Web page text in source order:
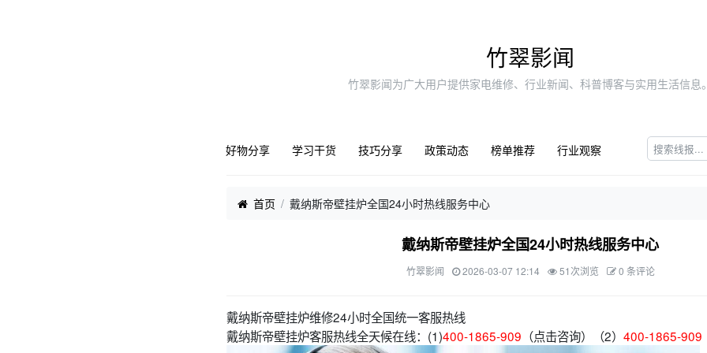
竹翠影闻
竹翠影闻为广大用户提供家电维修、行业新闻、科普博客与实用生活信息
好物分享 学习干货 技巧分享 政策动态 榜单推荐 行业观察
首页 戴纳斯帝壁挂炉全国24小时热线服务中心
戴纳斯帝壁挂炉全国24小时热线服务中心
竹翠影闻 2026-03-07 12:14 51次浏览 0 条评论
戴纳斯帝壁挂炉维修24小时全国统一客服热线
戴纳斯帝壁挂炉客服热线全天候在线：(1)400-1865-909 （点击咨询）（2） 400-1865-909